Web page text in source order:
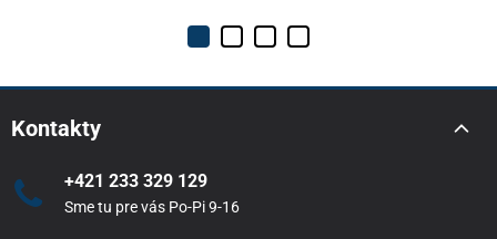
Kontakty
+421 233 329 129
Sme tu pre vás Po-Pi 9-16